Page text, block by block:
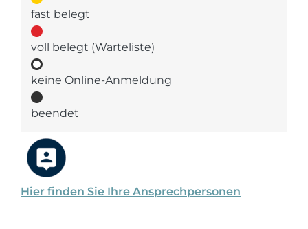
Hier finden Sie Ihre Ansprechpersonen
fast belegt
voll belegt (Warteliste)
keine Online-Anmeldung
beendet